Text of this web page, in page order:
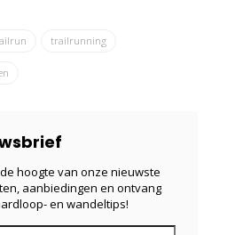
trailrunning
hoogte van onze nieuwste
aanbiedingen en ontvang
en wandeltips!